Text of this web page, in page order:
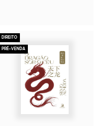
DIREITO
PRÉ-VENDA
2026